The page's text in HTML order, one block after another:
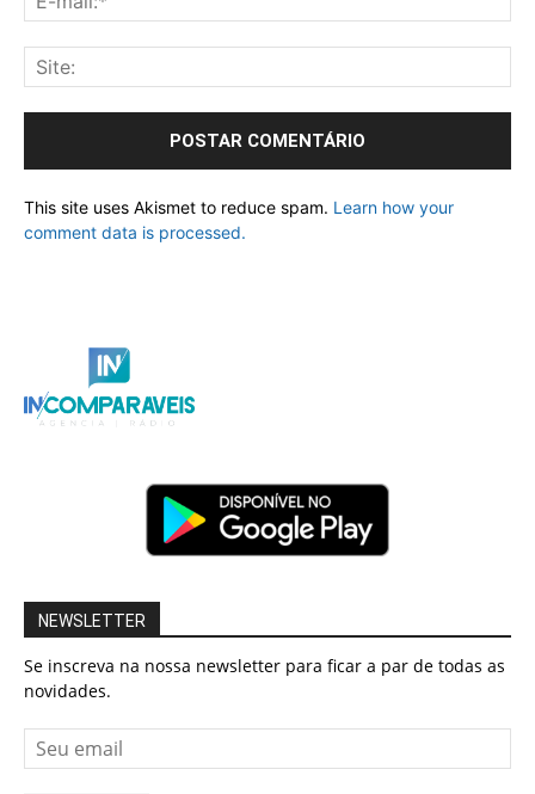
This site uses Akismet to reduce spam. Learn how your
comment data is processed.
NEWSLETTER
Se inscreva na nossa newsletter para ficar a par de todas as
novidades.